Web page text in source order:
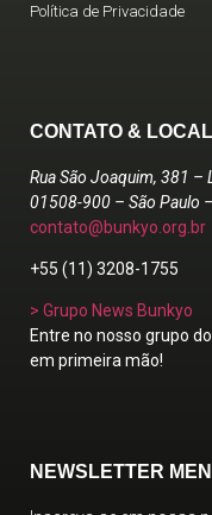
Política de Privacidade
CONTATO &
Rua São Joaquim, 381 –
01508-900 – São Paulo
contato@bunkyo.org.br
+55 (11) 3208-1755
> Grupo News Bunkyo
Entre no nosso grupo
em primeira mão!
NEWSLETTER